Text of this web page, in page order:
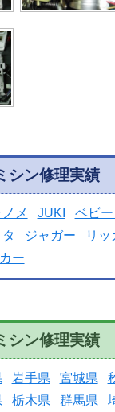
シン修理実績
メ JUKI
ベビー
タ ジャガー
リッ
ー
シン修理実績
岩手県 宮城県
栃木県 群馬県